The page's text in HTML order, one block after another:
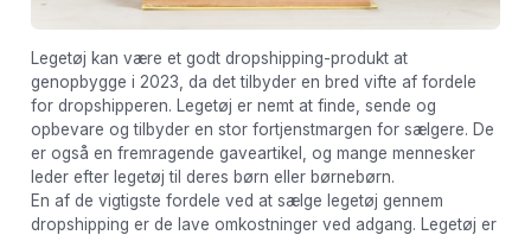
Legetøj kan være et godt dropshipping-produkt at
genopbygge i 2023, da det tilbyder en bred vifte af fordele
for dropshipperen. Legetøj er nemt at finde, sende og
opbevare og tilbyder en stor fortjenstmargen for sælgere. De
er også en fremragende gaveartikel, og mange mennesker
leder efter legetøj til deres børn eller børnebørn.
En af de vigtigste fordele ved at sælge legetøj gennem
dropshipping er de lave omkostninger ved adgang. Legetøj er